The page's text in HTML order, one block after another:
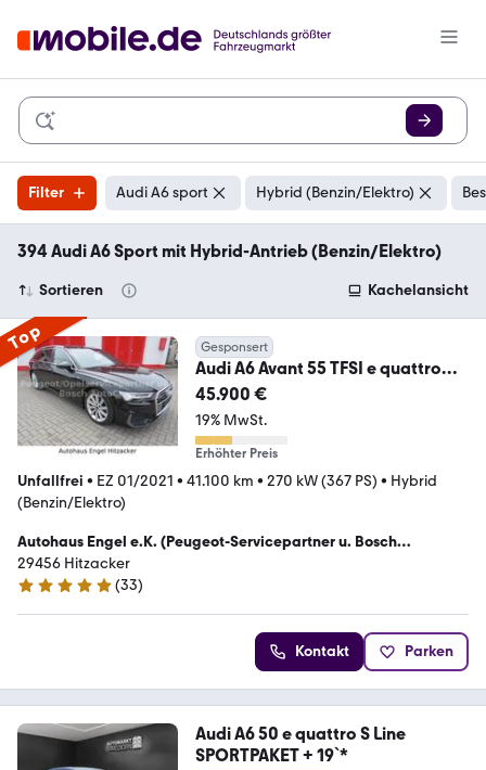
Filter Audi A6 sport Hybrid (Benzin/Elektro)
394 Audi A6 Sport mit Hybrid-Antrieb (Benzin/Elektro)
Sortieren Kachelansicht
Top Gesponsert
Audi A6 Avant 55 TFSI e quattro
sport
45.900 €
19% MwSt.
Erhöhter Preis
Unfallfrei • EZ 01/2021 • 41.100 km • 270 kW (367 PS) • Hybrid
(Benzin/Elektro)
Autohaus Engel e.K. (Peugeot-Servicepartner u. Bosch
AutoCrew)
29456 Hitzacker
5 Sterne
(33)
Kontakt Parken
Audi A6 50 e quattro S Line
SPORTPAKET + 19`*